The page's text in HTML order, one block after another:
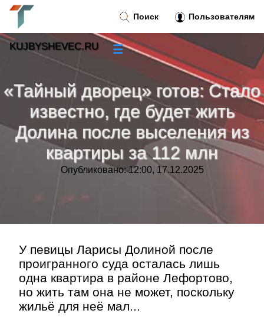
«Тайный дворец» готов: Стало
известно, где будет жить
Долина после выселения из
квартиры за 112 млн
Опубликовано: 12:00, 17.12.2025
У певицы Ларисы Долиной после
проигранного суда осталась лишь
одна квартира в районе Лефортово,
но жить там она не может, поскольку
жильё для неё мал...
Поиск Пользователям
KUJBYSHEVEC.RU ☰
Новости
Тренды новостей»
Рубрики»
»